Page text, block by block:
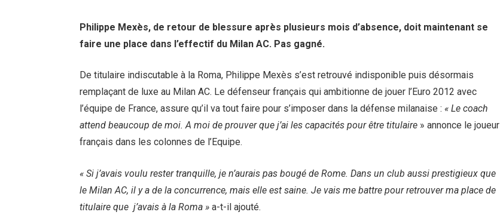
Philippe Mexès, de retour de blessure après plusieurs mois d’absence, doit maintenant se
faire une place dans l’effectif du Milan AC. Pas gagné.
De titulaire indiscutable à la Roma, Philippe Mexès s’est retrouvé indisponible puis désormais
remplaçant de luxe au Milan AC. Le défenseur français qui ambitionne de jouer l’Euro 2012 avec
l’équipe de France, assure qu’il va tout faire pour s’imposer dans la défense milanaise : « Le coach
attend beaucoup de moi. A moi de prouver que j’ai les capacités pour être titulaire » annonce le joueur
français dans les colonnes de l’Equipe.
« Si j’avais voulu rester tranquille, je n’aurais pas bougé de Rome. Dans un club aussi prestigieux que
le Milan AC, il y a de la concurrence, mais elle est saine. Je vais me battre pour retrouver ma place de
titulaire que j’avais à la Roma » a-t-il ajouté.